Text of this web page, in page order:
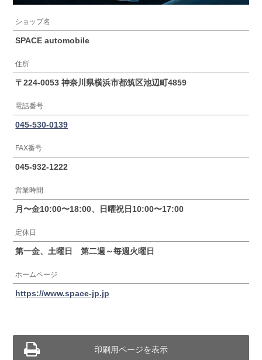
ショップ名
SPACE automobile
住所
〒224-0053 神奈川県横浜市都筑区池辺町4859
電話番号
045-530-0139
FAX番号
045-932-1222
営業時間
月〜金10:00〜18:00、日曜祝日10:00〜17:00
定休日
第一金、土曜日 第二週～毎週火曜日
ホームページ
https://www.space-jp.jp
印刷用ページを表示